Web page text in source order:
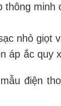
minh
nhỏ giọt
áp ắc
điện